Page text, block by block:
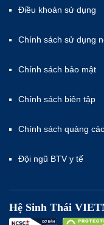
Điều khoản sử dụng
Chính sách sử dụng
Chính sách bảo mật
Chính sách biên tập
Chính sách quảng
Đội ngũ BTV y tế
Hệ Sinh Thái